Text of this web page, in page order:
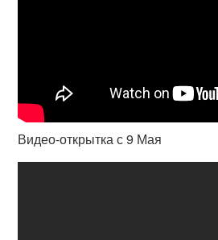
Видео-открытка с 9 Мая